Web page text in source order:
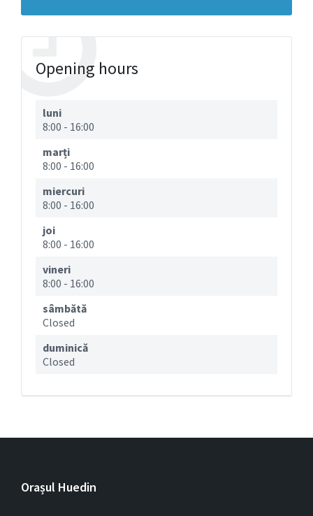
Opening hours
luni
8:00 - 16:00
marți
8:00 - 16:00
miercuri
8:00 - 16:00
joi
8:00 - 16:00
vineri
8:00 - 16:00
sâmbătă
Closed
duminică
Closed
Orașul Huedin